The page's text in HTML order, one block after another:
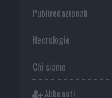
Publiredazionali
Necrologie
Chi siamo
Abbonati